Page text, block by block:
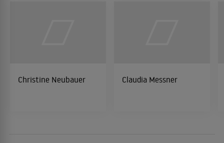
Christine Neubauer Claudia Messner